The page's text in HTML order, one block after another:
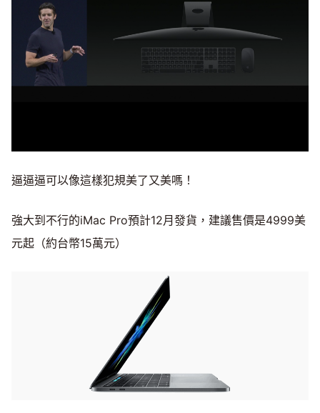
逼逼逼可以像這樣犯規美了又美嗎！
強大到不行的iMac Pro預計12月發貨，建議售價是4999美
元起（約台幣15萬元）